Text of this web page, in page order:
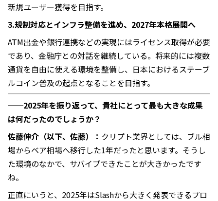
新規ユーザー獲得を目指す。
3.規制対応とインフラ整備を進め、2027年本格展開へ
ATM出金や銀行連携などの実現にはライセンス取得が必要
であり、金融庁との対話を継続している。将来的には複数
通貨を自由に使える環境を整備し、日本におけるステーブ
ルコイン普及の起点となることを目指す。
──2025年を振り返って、貴社にとって最も大きな成果
は何だったのでしょうか？
佐藤伸介（以下、佐藤）： クリプト業界としては、ブル相
場からベア相場へ移行した1年だったと思います。そうし
た環境のなかで、サバイブできたことが大きかったです
ね。
正直にいうと、2025年はSlashから大きく発表できるプロ